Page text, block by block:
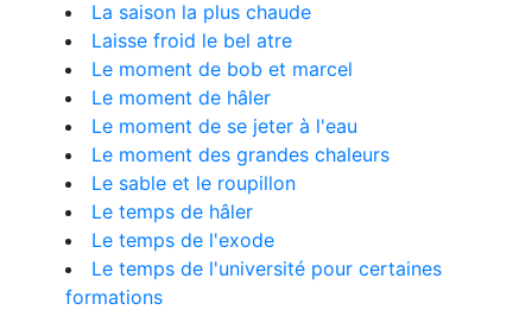
La saison la plus chaude
Laisse froid le bel atre
Le moment de bob et marcel
Le moment de hâler
Le moment de se jeter à l'eau
Le moment des grandes chaleurs
Le sable et le roupillon
Le temps de hâler
Le temps de l'exode
Le temps de l'université pour certaines
formations